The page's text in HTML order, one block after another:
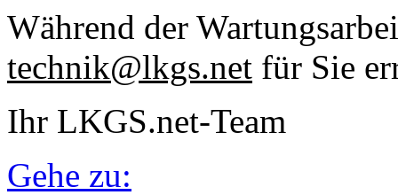
Während der
technik@lkgs.net für Sie
Ihr LKGS.net-Team
Gehe zu: